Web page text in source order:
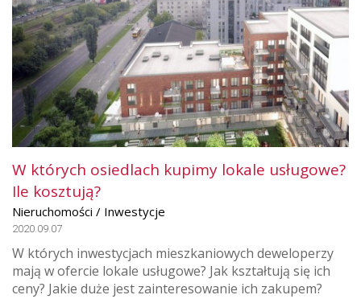
W których osiedlach kupimy lokale usługowe?
Ile kosztują?
Nieruchomości / Inwestycje
2020.09.07
W których inwestycjach mieszkaniowych deweloperzy
mają w ofercie lokale usługowe? Jak kształtują się ich
ceny? Jakie duże jest zainteresowanie ich zakupem?